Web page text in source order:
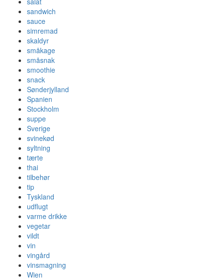
sandwich
sauce
simremad
skaldyr
småkage
småsnak
smoothie
snack
Sønderjylland
Spanien
Stockholm
suppe
Sverige
svinekød
syltning
tærte
thai
tilbehør
tip
Tyskland
udflugt
varme drikke
vegetar
vildt
vin
vingård
vinsmagning
Wien